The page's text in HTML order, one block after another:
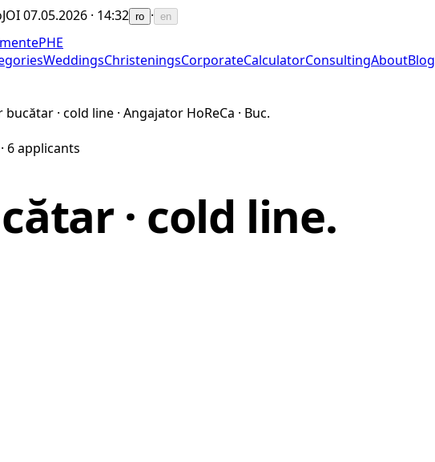
JOI 07.05.2026 · 14:32 ro · en
PHE
WeddingsChristeningsCorporateCalculatorConsultingAboutBlog
· cold line · Angajator HoReCa · Buc.
· 6applicants
· cold line.